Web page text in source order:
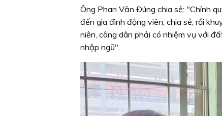
Ông Phan Văn Ðúng chia sẻ: "Chính
đến gia đình động viên, chia sẻ, rồi
niên, công dân phải có nhiệm vụ với
nhập ngũ".